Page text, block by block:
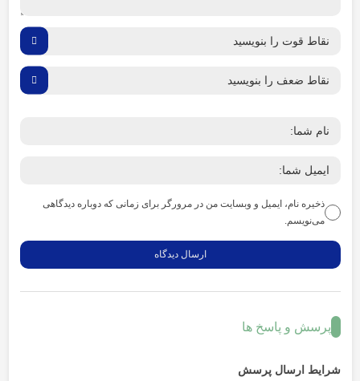
ذخیره نام، ایمیل و وبسایت من در مرورگر برای زمانی که دوباره دیدگاهی
می‌نویسم.
پرسش و پاسخ ها
شرایط ارسال پرسش